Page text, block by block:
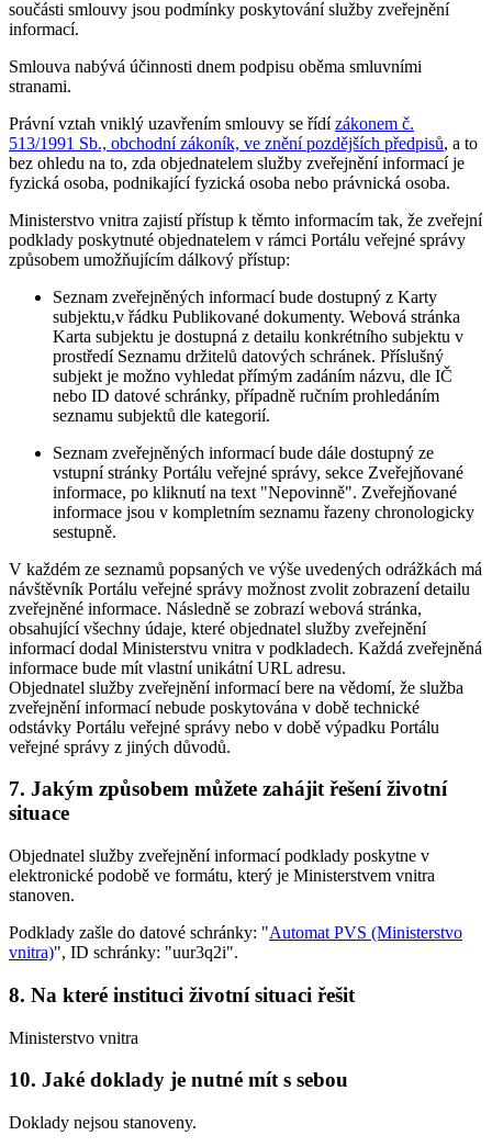
součásti smlouvy jsou podmínky poskytování služby zveřejnění
informací.
Smlouva nabývá účinnosti dnem podpisu oběma smluvními
stranami.
Právní vztah vniklý uzavřením smlouvy se řídízákonem č.
513/1991 Sb., obchodní zákoník, ve znění pozdějších předpisů, a to
bez ohledu na to, zda objednatelem služby zveřejnění informací je
fyzická osoba, podnikající fyzická osoba nebo právnická osoba.
Ministerstvo vnitra zajistí přístup k těmto informacím tak, že zveřejní
podklady poskytnuté objednatelem v rámci Portálu veřejné správy
způsobem umožňujícím dálkový přístup:
Seznam zveřejněných informací bude dostupný z Karty
subjektu,v řádku Publikované dokumenty. Webová stránka
Karta subjektu je dostupná z detailu konkrétního subjektu v
prostředí Seznamu držitelů datových schránek. Příslušný
subjekt je možno vyhledat přímým zadáním názvu, dle IČ
nebo ID datové schránky, případně ručním prohledáním
seznamu subjektů dle kategorií.
Seznam zveřejněných informací bude dále dostupný ze
vstupní stránky Portálu veřejné správy, sekce Zveřejňované
informace, po kliknutí na text "Nepovinně". Zveřejňované
informace jsou v kompletním seznamu řazeny chronologicky
sestupně.
V každém ze seznamů popsaných ve výše uvedených odrážkách má
návštěvník Portálu veřejné správy možnost zvolit zobrazení detailu
zveřejněné informace. Následně se zobrazí webová stránka,
obsahující všechny údaje, které objednatel služby zveřejnění
informací dodal Ministerstvu vnitra v podkladech. Každá zveřejněná
informace bude mít vlastní unikátní URL adresu.
Objednatel služby zveřejnění informací bere na vědomí, že služba
zveřejnění informací nebude poskytována v době technické
odstávky Portálu veřejné správy nebo v době výpadku Portálu
veřejné správy z jiných důvodů.
7. Jakým způsobem můžete zahájit řešení životní
situace
Objednatel služby zveřejnění informací podklady poskytne v
elektronické podobě ve formátu, který je Ministerstvem vnitra
stanoven.
Podklady zašle do datové schránky: "Automat PVS (Ministerstvo
vnitra)", ID schránky: "uur3q2i".
8. Na které instituci životní situaci řešit
Ministerstvo vnitra
10. Jaké doklady je nutné mít s sebou
Doklady nejsou stanoveny.